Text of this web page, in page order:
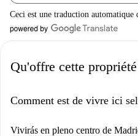
Ceci est une traduction automatique
Qu'offre cette
Comment est de vivre ici
Vivirás en pleno centro de